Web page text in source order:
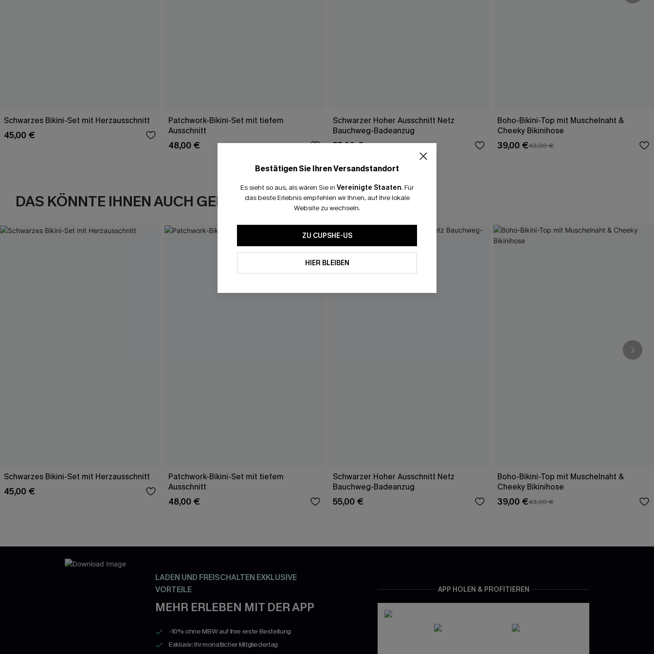
Schwarzes Bikini-Set mit Herzausschnitt
45,00 €
Patchwork-Bikini-Set mit tiefem
Ausschnitt
48,00 €
Schwarzer Hoher Ausschnitt Netz
Bauchweg-Badeanzug
55,00 €
Boho-Bikini-Top mit Muschelnaht &
Cheeky Bikinihose
39,00 €43,00 €
DAS KÖNNTE IHNEN AUCH GEFALLEN
Schwarzes Bikini-Set mit Herzausschnitt
45,00 €
Patchwork-Bikini-Set mit tiefem
Ausschnitt
48,00 €
Schwarzer Hoher Ausschnitt Netz
Bauchweg-Badeanzug
55,00 €
Boho-Bikini-Top mit Muschelnaht &
Cheeky Bikinihose
39,00 €43,00 €
LADEN UND FREISCHALTEN EXKLUSIVE
VORTEILE
MEHR ERLEBEN MIT DER APP
-10% ohne MBW auf Ihre erste Bestellung
Exklusiv: Ihr monatlicher Mitgliedertag
APP HOLEN & PROFITIEREN
Bestätigen Sie Ihren Versandstandort
Es sieht so aus, als wären Sie in Vereinigte Staaten. Für
das beste Erlebnis empfehlen wir Ihnen, auf Ihre lokale
Website zu wechseln.
ZU CUPSHE-US
HIER BLEIBEN